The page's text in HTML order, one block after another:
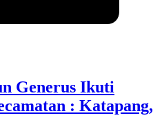
Generus Ikuti
: Katapang,